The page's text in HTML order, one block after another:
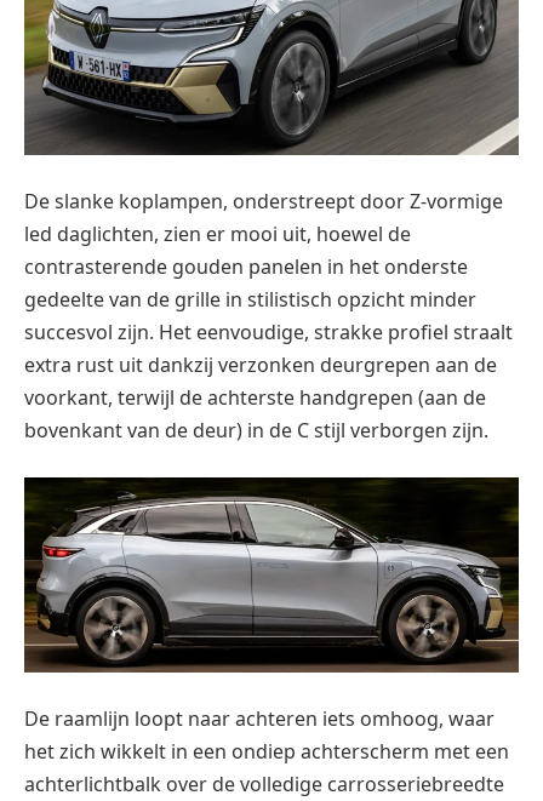
De slanke koplampen, onderstreept door Z-vormige
led daglichten, zien er mooi uit, hoewel de
contrasterende gouden panelen in het onderste
gedeelte van de grille in stilistisch opzicht minder
succesvol zijn. Het eenvoudige, strakke profiel straalt
extra rust uit dankzij verzonken deurgrepen aan de
voorkant, terwijl de achterste handgrepen (aan de
bovenkant van de deur) in de C stijl verborgen zijn.
De raamlijn loopt naar achteren iets omhoog, waar
het zich wikkelt in een ondiep achterscherm met een
achterlichtbalk over de volledige carrosseriebreedte